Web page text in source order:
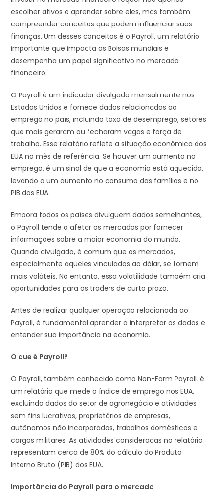
escolher ativos e aprender sobre eles, mas também
compreender conceitos que podem influenciar suas
finanças. Um desses conceitos é o Payroll, um relatório
importante que impacta as Bolsas mundiais e
desempenha um papel significativo no mercado
financeiro.
O Payroll é um indicador divulgado mensalmente nos
Estados Unidos e fornece dados relacionados ao
emprego no país, incluindo taxa de desemprego, setores
que mais geraram ou fecharam vagas e força de
trabalho. Esse relatório reflete a situação econômica dos
EUA no mês de referência. Se houver um aumento no
emprego, é um sinal de que a economia está aquecida,
levando a um aumento no consumo das famílias e no
PIB dos EUA.
Embora todos os países divulguem dados semelhantes,
o Payroll tende a afetar os mercados por fornecer
informações sobre a maior economia do mundo.
Quando divulgado, é comum que os mercados,
especialmente aqueles vinculados ao dólar, se tornem
mais voláteis. No entanto, essa volatilidade também cria
oportunidades para os traders de curto prazo.
Antes de realizar qualquer operação relacionada ao
Payroll, é fundamental aprender a interpretar os dados e
entender sua importância na economia.
O que é Payroll?
O Payroll, também conhecido como Non-Farm Payroll, é
um relatório que mede o índice de emprego nos EUA,
excluindo dados do setor de agronegócio e atividades
sem fins lucrativos, proprietários de empresas,
autônomos não incorporados, trabalhos domésticos e
cargos militares. As atividades consideradas no relatório
representam cerca de 80% do cálculo do Produto
Interno Bruto (PIB) dos EUA.
Importância do Payroll para o mercado